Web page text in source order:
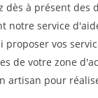
dès à présent des
notre service
proposer vos
de votre zone
artisan pour